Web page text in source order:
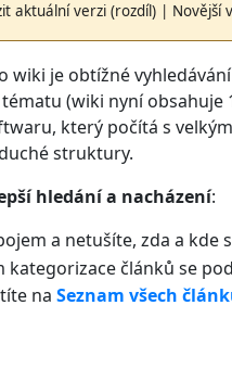
aktuální verzi (rozdíl) | Novější
je obtížné
(wiki nyní
který počítá s
struktury.
hledání a nacházení:
a netušíte, zda a kde
kategorizace článků se
na Seznam všech